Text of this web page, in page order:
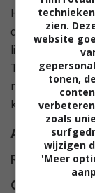
Henry Durand
die op een
libertijnse
Tommy
mogelijk
kunstzwendel.
Alt titel
Regie
Cast
zien.
website
tonen,
zoals
wijzigen
'Meer